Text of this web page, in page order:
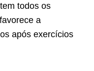
todos os
a
após exercícios